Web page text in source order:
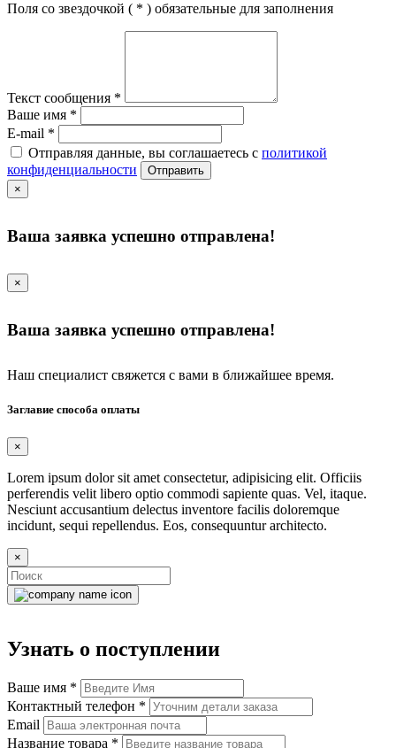
Поля со звездочкой ( * ) обязательные для заполнения
Текст сообщения *
Ваше имя *
E-mail *
Отправляя данные, вы соглашаетесь с политикой
конфиденциальности
Отправить
×
Ваша заявка успешно отправлена!
×
Ваша заявка успешно отправлена!
Наш специалист свяжется с вами в ближайшее время.
Заглавие способа оплаты
×
Lorem ipsum dolor sit amet consectetur, adipisicing elit. Officiis
perferendis velit libero optio commodi sapiente quas. Vel, itaque.
Nesciunt accusantium delectus inventore facilis doloremque
incidunt, sequi repellendus. Eos, consequuntur architecto.
×
Узнать о поступлении
Ваше имя *
Контактный телефон *
Email
Название товара *